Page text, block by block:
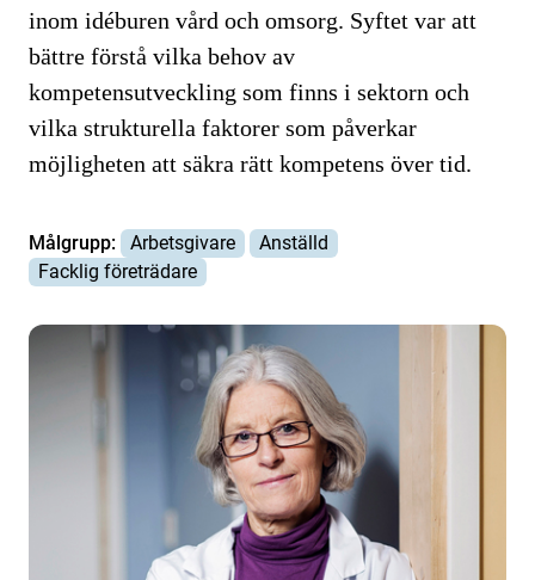
inom idéburen vård och omsorg. Syftet var att
bättre förstå vilka behov av
kompetensutveckling som finns i sektorn och
vilka strukturella faktorer som påverkar
möjligheten att säkra rätt kompetens över tid.
Målgrupp: Arbetsgivare
Anställd
Facklig företrädare